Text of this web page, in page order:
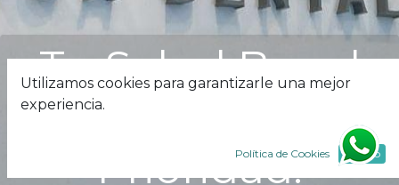
Tu Salud Bucal
es Nuestra
Prioridad.
Utilizamos cookies para garantizarle una mejor
experiencia.
Política de Cookies Acepto